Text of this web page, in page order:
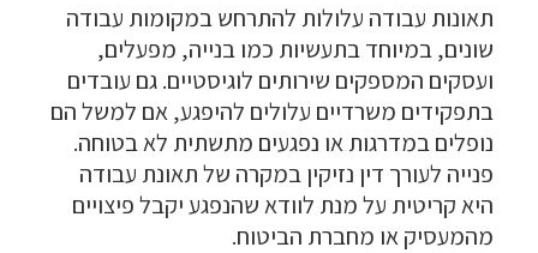
תאונות עבודה עלולות להתרחש במקומות עבודה
שונים, במיוחד בתעשיות כמו בנייה, מפעלים,
ועסקים המספקים שירותים לוגיסטיים. גם עובדים
בתפקידים משרדיים עלולים להיפגע, אם למשל הם
נופלים במדרגות או נפגעים מתשתית לא בטוחה.
פנייה לעורך דין נזיקין במקרה של תאונת עבודה
היא קריטית על מנת לוודא שהנפגע יקבל פיצויים
מהמעסיק או מחברת הביטוח.